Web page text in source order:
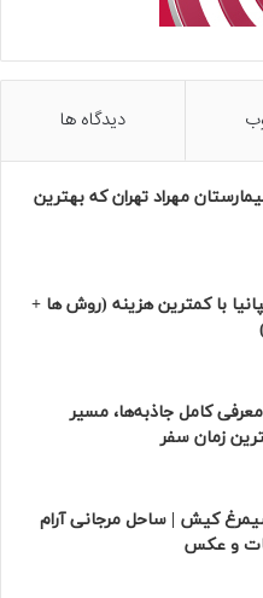
دیدگاه ها
مهراد تهران که بهترین‌
با کمترین هزینه (روش ها +
کامل جاذبه‌ها، مسیر
زمان سفر
کیش | ساحل مرجانی آرام
و عکس